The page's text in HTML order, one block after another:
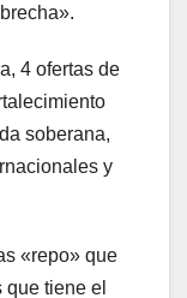
4 ofertas de
soberana,
y
«repo» que
tiene el